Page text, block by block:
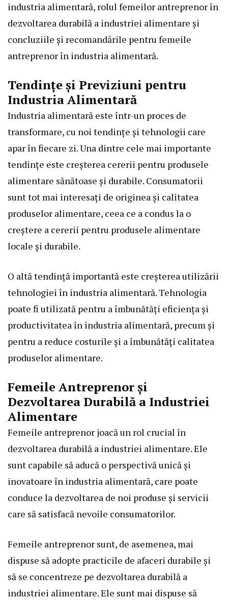
industria alimentară, rolul femeilor antreprenor în
dezvoltarea durabilă a industriei alimentare și
concluziile și recomandările pentru femeile
antreprenor în industria alimentară.
Tendințe și Previziuni pentru
Industria Alimentară
Industria alimentară este într-un proces de
transformare, cu noi tendințe și tehnologii care
apar în fiecare zi. Una dintre cele mai importante
tendințe este creșterea cererii pentru produsele
alimentare sănătoase și durabile. Consumatorii
sunt tot mai interesați de originea și calitatea
produselor alimentare, ceea ce a condus la o
creștere a cererii pentru produsele alimentare
locale și durabile.
O altă tendință importantă este creșterea utilizării
tehnologiei în industria alimentară. Tehnologia
poate fi utilizată pentru a îmbunătăți eficiența și
productivitatea în industria alimentară, precum și
pentru a reduce costurile și a îmbunătăți calitatea
produselor alimentare.
Femeile Antreprenor și
Dezvoltarea Durabilă a Industriei
Alimentare
Femeile antreprenor joacă un rol crucial în
dezvoltarea durabilă a industriei alimentare. Ele
sunt capabile să aducă o perspectivă unică și
inovatoare în industria alimentară, care poate
conduce la dezvoltarea de noi produse și servicii
care să satisfacă nevoile consumatorilor.
Femeile antreprenor sunt, de asemenea, mai
dispuse să adopte practicile de afaceri durabile și
să se concentreze pe dezvoltarea durabilă a
industriei alimentare. Ele sunt mai dispuse să